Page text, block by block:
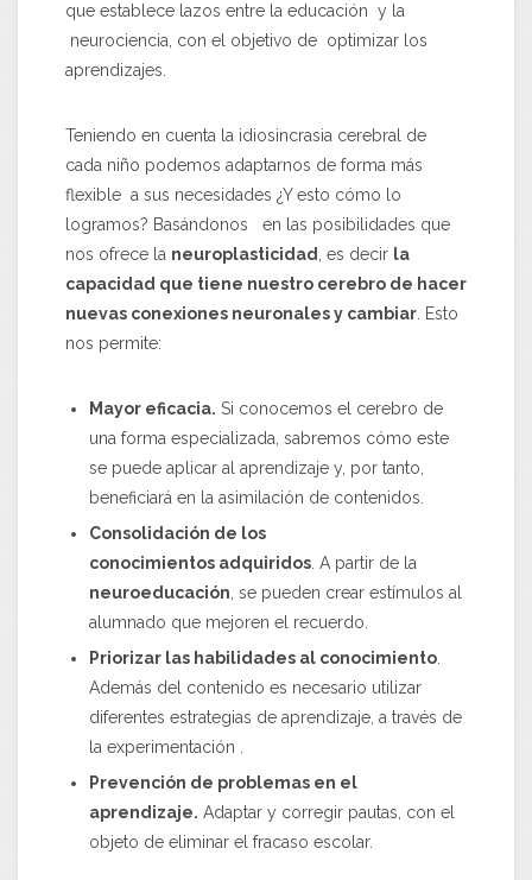
que establece lazos entre la educación y la
neurociencia, con el objetivo de optimizar los
aprendizajes.
Teniendo en cuenta la idiosincrasia cerebral de
cada niño podemos adaptarnos de forma más
flexible a sus necesidades ¿Y esto cómo lo
logramos? Basándonos en las posibilidades que
nos ofrece la neuroplasticidad, es decir la
capacidad que tiene nuestro cerebro de hacer
nuevas conexiones neuronales y cambiar. Esto
nos permite:
Mayor eficacia. Si conocemos el cerebro de
una forma especializada, sabremos cómo este
se puede aplicar al aprendizaje y, por tanto,
beneficiará en la asimilación de contenidos.
Consolidación de los
conocimientos adquiridos. A partir de la
neuroeducación, se pueden crear estímulos al
alumnado que mejoren el recuerdo.
Priorizar las habilidades al conocimiento.
Además del contenido es necesario utilizar
diferentes estrategias de aprendizaje, a través de
la experimentación .
Prevención de problemas en el
aprendizaje. Adaptar y corregir pautas, con el
objeto de eliminar el fracaso escolar.